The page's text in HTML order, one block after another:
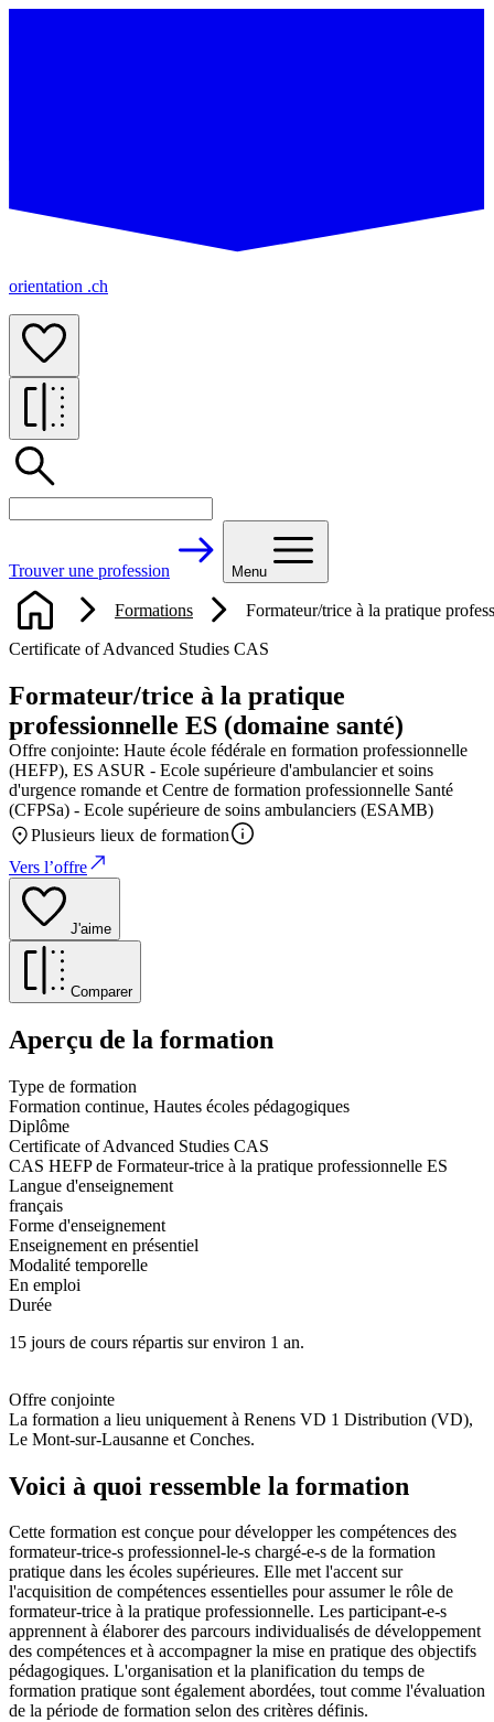
orientation .ch
Trouver une profession Menu
Formations Formateur/trice à la pratique
Certificate of Advanced Studies CAS
Formateur/trice à la pratique
professionnelle ES (domaine santé)
Offre conjointe: Haute école fédérale en formation professionnelle
(HEFP), ES ASUR - Ecole supérieure d'ambulancier et soins
d'urgence romande et Centre de formation professionnelle Santé
(CFPSa) - Ecole supérieure de soins ambulanciers (ESAMB)
Plusieurs lieux de formation
Vers l’offre
J'aime
Comparer
Aperçu de la formation
Type de formation
Formation continue, Hautes écoles pédagogiques
Diplôme
Certificate of Advanced Studies CAS
CAS HEFP de Formateur-trice à la pratique professionnelle ES
Langue d'enseignement
français
Forme d'enseignement
Enseignement en présentiel
Modalité temporelle
En emploi
Durée
15 jours de cours répartis sur environ 1 an.
Offre conjointe
La formation a lieu uniquement à Renens VD 1 Distribution (VD),
Le Mont-sur-Lausanne et Conches.
Voici à quoi ressemble la formation
Cette formation est conçue pour développer les compétences des
formateur-trice-s professionnel-le-s chargé-e-s de la formation
pratique dans les écoles supérieures. Elle met l'accent sur
l'acquisition de compétences essentielles pour assumer le rôle de
formateur-trice à la pratique professionnelle. Les participant-e-s
apprennent à élaborer des parcours individualisés de développement
des compétences et à accompagner la mise en pratique des objectifs
pédagogiques. L'organisation et la planification du temps de
formation pratique sont également abordées, tout comme l'évaluation
de la période de formation selon des critères définis.